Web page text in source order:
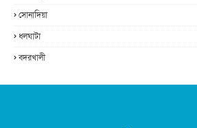
সোনাদিয়া
ধলঘাটা
বদরখালী